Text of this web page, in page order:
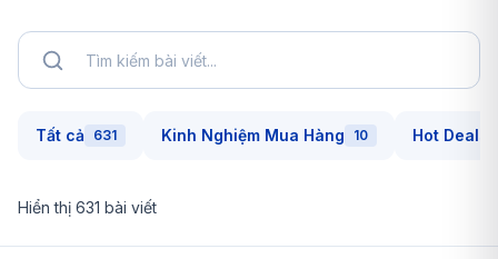
Tất cả 631 Kinh Nghiệm Mua Hàng 10 Hot Deals
Hiển thị 631 bài viết